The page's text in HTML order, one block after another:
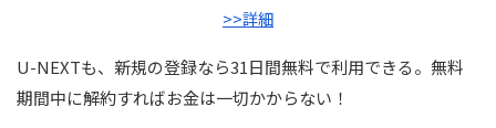
>>詳細
U-NEXTも、新規の登録なら31日間無料で利用できる。無料
期間中に解約すればお金は一切かからない！